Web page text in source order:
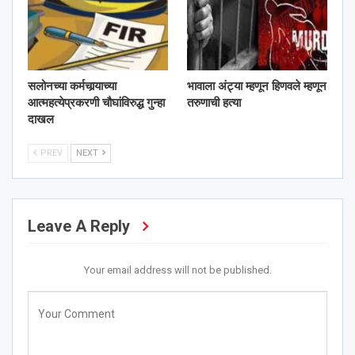
सलोनच्या कर्मचार्‍याच्या
आत्महत्येप्रकरणी चौघांविरुद्ध गुन्हा
दाखल
भावाला अंट्या म्हणून हिणवले म्हणून
तरुणाची हत्या
PREV NEXT
Leave A Reply
Your email address will not be published.